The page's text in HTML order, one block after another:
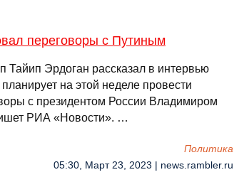
переговоры с Путиным
Тайип Эрдоган рассказал в интервью
на этой неделе провести
с президентом России Владимиром
РИА «Новости». …
Политика
05:30, Март 23, 2023 | news.rambler.ru